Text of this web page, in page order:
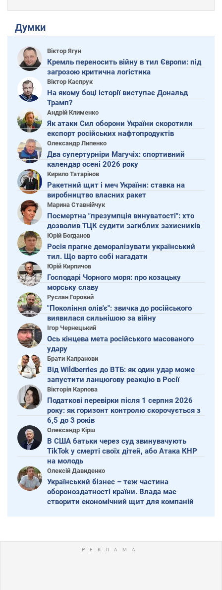
Думки
Віктор Ягун
Кремль переносить війну в тил Європи: під
загрозою критична логістика
Віктор Каспрук
На якому боці історії виступає Дональд
Трамп?
Андрій Клименко
Як атаки Сил оборони України скоротили
експорт російських нафтопродуктів
Олександр Липенко
Два супертурніри Магучіх: спортивний
календар осені 2026 року
Кирило Татарінов
Ракетний щит і меч України: ставка на
виробництво власних ракет
Марина Ставнійчук
Посмертна "презумпція винуватості": хто
дозволив ТЦК судити загиблих захисників
Юрій Богданов
Росія прагне деморалізувати український
тил. Що варто собі нагадати
Юрій Кирпичов
Господарі Чорного моря: про козацьку
морську славу
Руслан Горовий
"Покоління олів'є": звичка до російського
виявилася сильнішою за війну
Ігор Чернецький
Ось кінцева мета російського масованого
удару
Брати Капранови
Від Wildberries до ВТБ: як один удар може
запустити ланцюгову реакцію в Росії
Вікторія Карпова
Податкові перевірки після 1 серпня 2026
року: як горизонт контролю скорочується з
6,5 до 3 років
Олександр Кірш
В США батьки через суд звинувачують
TikTok у смерті своїх дітей, або Атака КНР
на молодь
Олексій Давиденко
Український бізнес – теж частина
обороноздатності країни. Влада має
створити економічний щит для компаній